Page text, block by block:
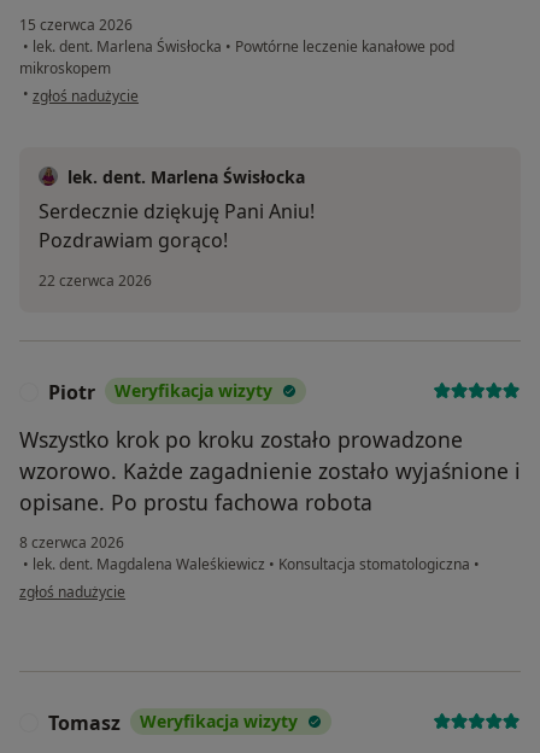
15 czerwca 2026
• lek. dent. Marlena Świsłocka • Powtórne leczenie kanałowe pod
mikroskopem
• w opinii użytkownika Anna
zgłoś nadużycie
lek. dent. Marlena Świsłocka
Serdecznie dziękuję Pani Aniu!
Pozdrawiam gorąco!
22 czerwca 2026
Piotr Weryfikacja wizyty
Wszystko krok po kroku zostało prowadzone
wzorowo. Każde zagadnienie zostało wyjaśnione i
opisane. Po prostu fachowa robota
8 czerwca 2026
• lek. dent. Magdalena Waleśkiewicz • Konsultacja stomatologiczna •
w opinii użytkownika Piotr
zgłoś nadużycie
Tomasz Weryfikacja wizyty